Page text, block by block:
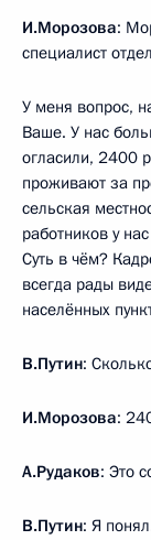
И.Морозова:
специалист
У меня вопрос,
Ваше. У нас
огласили, 2400
проживают за
сельская
работников у
Суть в чём?
всегда рады
населённых
В.Путин:
И.Морозова:
А.Рудаков: Это
В.Путин: Я